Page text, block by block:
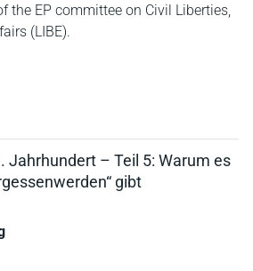
the EP committee on Civil Liberties,
(LIBE).
Jahrhundert – Teil 5: Warum es
gibt